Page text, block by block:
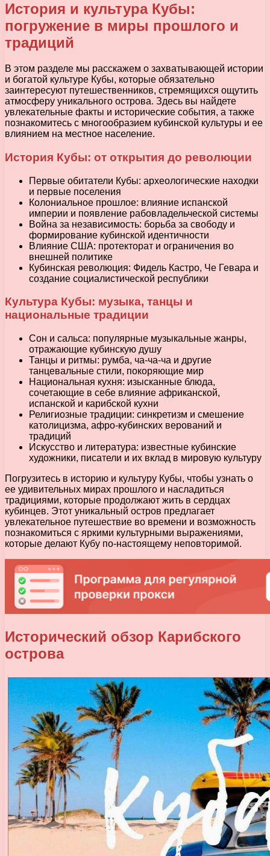
История и культура Кубы:
погружение в миры прошлого и
традиций
В этом разделе мы расскажем о захватывающей истории
и богатой культуре Кубы, которые обязательно
заинтересуют путешественников, стремящихся ощутить
атмосферу уникального острова. Здесь вы найдете
увлекательные факты и исторические события, а также
познакомитесь с многообразием кубинской культуры и ее
влиянием на местное население.
История Кубы: от открытия до революции
Первые обитатели Кубы: археологические находки
и первые поселения
Колониальное прошлое: влияние испанской
империи и появление рабовладельческой системы
Война за независимость: борьба за свободу и
формирование кубинской идентичности
Влияние США: протекторат и ограничения во
внешней политике
Кубинская революция: Фидель Кастро, Че Гевара и
создание социалистической республики
Культура Кубы: музыка, танцы и
национальные традиции
Сон и сальса: популярные музыкальные жанры,
отражающие кубинскую душу
Танцы и ритмы: румба, ча-ча-ча и другие
танцевальные стили, покоряющие мир
Национальная кухня: изысканные блюда,
сочетающие в себе влияние африканской,
испанской и карибской кухни
Религиозные традиции: синкретизм и смешение
католицизма, афро-кубинских верований и
традиций
Искусство и литература: известные кубинские
художники, писатели и их вклад в мировую культуру
Погрузитесь в историю и культуру Кубы, чтобы узнать о
ее удивительных мирах прошлого и насладиться
традициями, которые продолжают жить в сердцах
кубинцев. Этот уникальный остров предлагает
увлекательное путешествие во времени и возможность
познакомиться с яркими культурными выражениями,
которые делают Кубу по-настоящему неповторимой.
Исторический обзор Карибского
острова